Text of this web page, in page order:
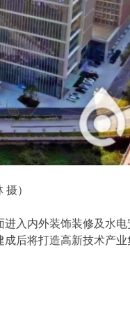
）
入内外装饰装修及水
后将打造高新技术产业